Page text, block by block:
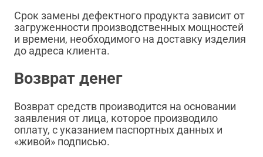
Срок замены дефектного продукта зависит от
загруженности производственных мощностей
и времени, необходимого на доставку изделия
до адреса клиента.
Возврат денег
Возврат средств производится на основании
заявления от лица, которое производило
оплату, с указанием паспортных данных и
«живой» подписью.